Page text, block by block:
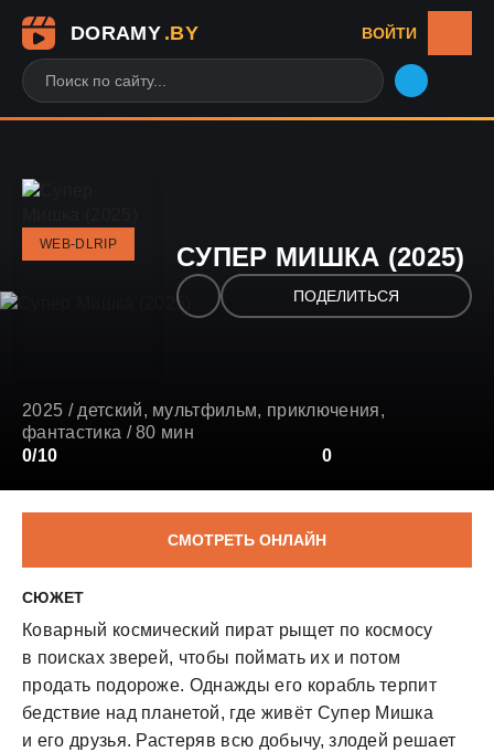
DORAMY .BY ВОЙТИ
СУПЕР МИШКА (2025)
ПОДЕЛИТЬСЯ
2025 / детский, мультфильм, приключения,
фантастика / 80 мин
0/10
4 5 0
WEB-DLRIP
СМОТРЕТЬ ОНЛАЙН
СЮЖЕТ
Коварный космический пират рыщет по космосу
в поисках зверей, чтобы поймать их и потом
продать подороже. Однажды его корабль терпит
бедствие над планетой, где живёт Супер Мишка
и его друзья. Растеряв всю добычу, злодей решает